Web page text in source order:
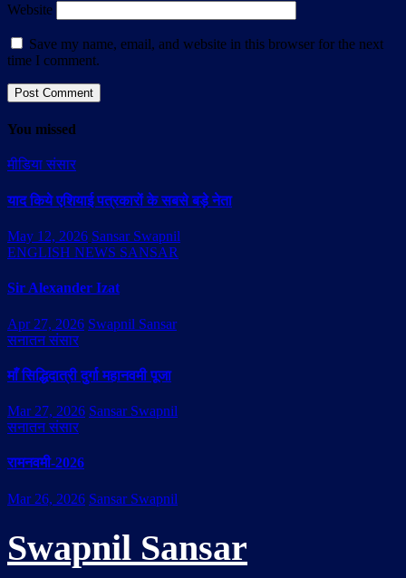
Website
Save my name, email, and website in this browser for the next
time I comment.
You missed
मीडिया संसार
याद किये एशियाई पत्रकारों के सबसे बड़े नेता
May 12, 2026 Sansar Swapnil
ENGLISH NEWS SANSAR
Sir Alexander Izat
Apr 27, 2026 Swapnil Sansar
सनातन संसार
माँ सिद्धिदात्री दुर्गा महानवमी पूजा
Mar 27, 2026 Sansar Swapnil
सनातन संसार
रामनवमी-2026
Mar 26, 2026 Sansar Swapnil
Swapnil Sansar